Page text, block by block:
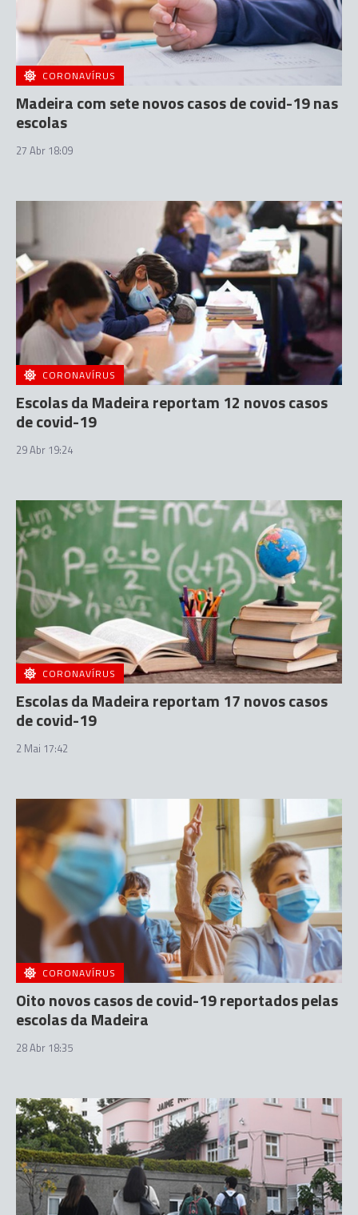
CORONAVÍRUS
Madeira com sete novos casos de covid-19 nas
escolas
27 Abr 18:09
CORONAVÍRUS
Escolas da Madeira reportam 12 novos casos
de covid-19
29 Abr 19:24
CORONAVÍRUS
Escolas da Madeira reportam 17 novos casos
de covid-19
2 Mai 17:42
CORONAVÍRUS
Oito novos casos de covid-19 reportados pelas
escolas da Madeira
28 Abr 18:35